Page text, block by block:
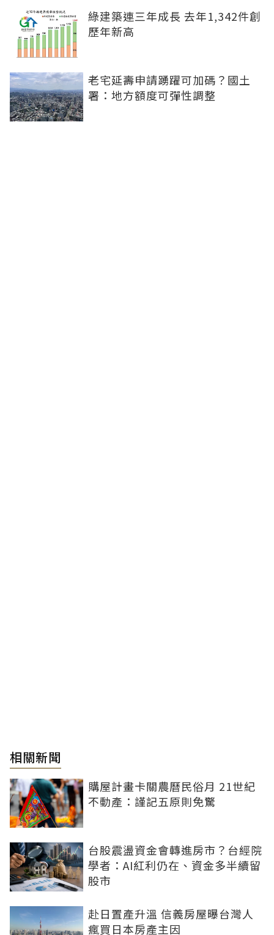
綠建築連三年成長 去年1,342件創
歷年新高
老宅延壽申請踴躍可加碼？國土
署：地方額度可彈性調整
相關新聞
購屋計畫卡關農曆民俗月 21世紀
不動產：謹記五原則免驚
台股震盪資金會轉進房市？台經院
學者：AI紅利仍在、資金多半續留
股市
赴日置產升溫 信義房屋曝台灣人
瘋買日本房產主因